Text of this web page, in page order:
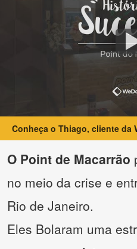
Conheça o Thiago, cliente da
O Point de Macarrão
no meio da crise e
Rio de Janeiro.
Eles Bolaram uma